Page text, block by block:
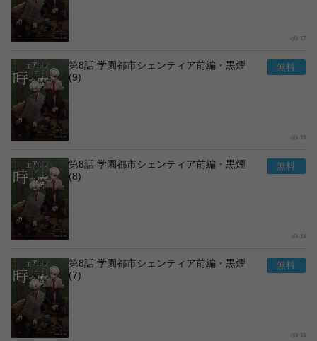
17
第8話 学園都市シェンティア前編・黒煙
(9)
15
第8話 学園都市シェンティア前編・黒煙
(8)
14
第8話 学園都市シェンティア前編・黒煙
(7)
15